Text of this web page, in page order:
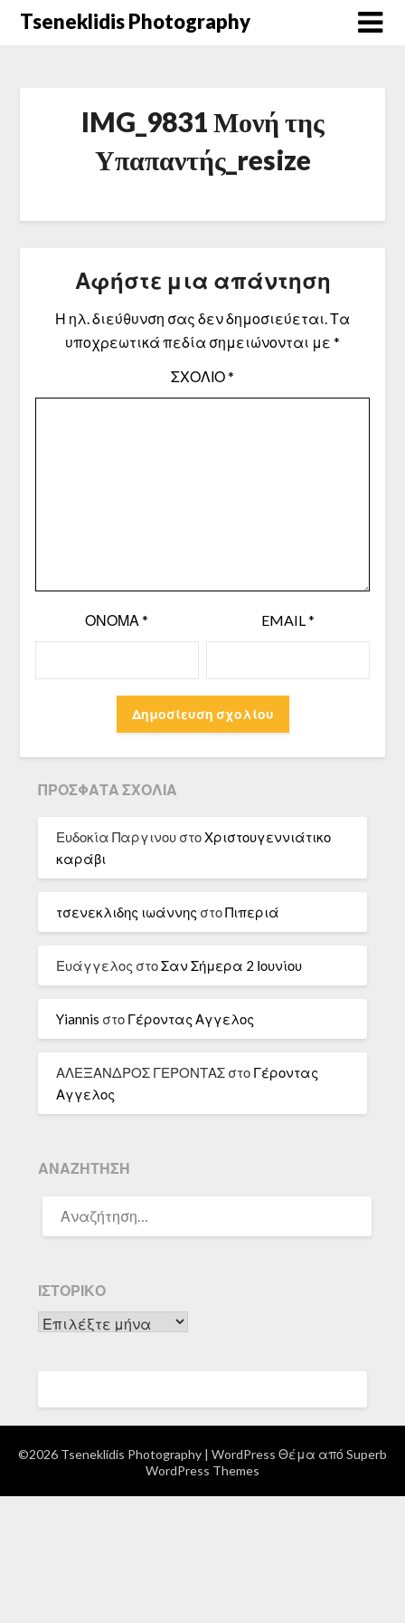
Μετάβαση
Tseneklidis Photography
IMG_9831 Μονή της
Υπαπαντής_resize
Αφήστε μια απάντηση
Η ηλ. διεύθυνση σας δεν δημοσιεύεται.Τα
υποχρεωτικά πεδία σημειώνονται με *
ΣΧΌΛΙΟ*
ΌΝΟΜΑ* EMAIL*
ΠΡΌΣΦΑΤΑ ΣΧΌΛΙΑ
Ευδοκία Παργινου στοΧριστουγεννιάτικο
καράβι
τσενεκλιδης ιωάννης στοΠιπεριά
Ευάγγελος στοΣαν Σήμερα 2 Ιουνίου
Yiannis στο Γέροντας Αγγελος
ΑΛΕΞΑΝΔΡΟΣ ΓΕΡΟΝΤΑΣ στο Γέροντας
Αγγελος
ΑΝΑΖΉΤΗΣΗ
ΓΙΑ:
ΙΣΤΟΡΙΚΌ
Ιστορικό
©2026 Tseneklidis Photography | WordPress Θέμα από Superb
WordPress Themes